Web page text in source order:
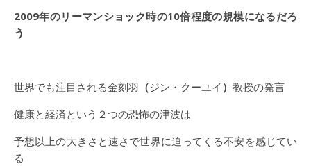
2009年のリーマンショック時の10倍程度の規模になるだろ
う
世界でも注目される金刻羽 （ジン・クーユイ ） 教授の発言
健康と経済という２つの恐怖の津波は
予想以上の大きさと速さで世界に迫ってくる不安を感じてい
る